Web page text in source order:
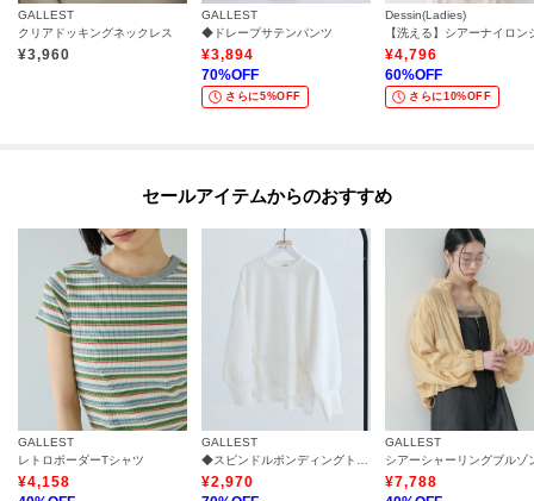
GALLEST
クリアドッキングネックレス
¥3,960
GALLEST
◆ドレープサテンパンツ
¥3,894
70%OFF
さらに5%OFF
Dessin(Ladies)
¥4,796
60%OFF
さらに10%OFF
セールアイテムからのおすすめ
GALLEST
レトロボーダーTシャツ
¥4,158
GALLEST
◆スピンドルボンディングトップス
¥2,970
GALLEST
シアーシャーリングブルゾ
¥7,788